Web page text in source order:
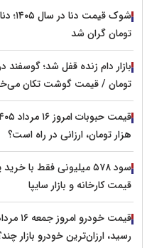
تومان گران شد
تومان / قیمت گوشت تکان
هزار تومان، ارزانی در راه است؟
سود ۵۷۸ میلیونی فقط
قیمت کارخانه و بازار سایپا
رسید، ارزان‌ترین خودرو بازار